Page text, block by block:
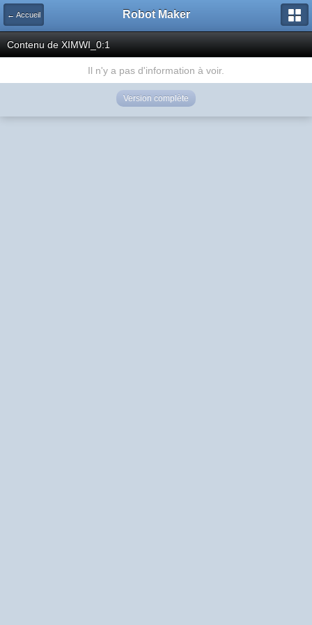
← Accueil Robot Maker
Contenu de XIMWI_0:1
Il n'y a pas d'information à voir.
Version complète